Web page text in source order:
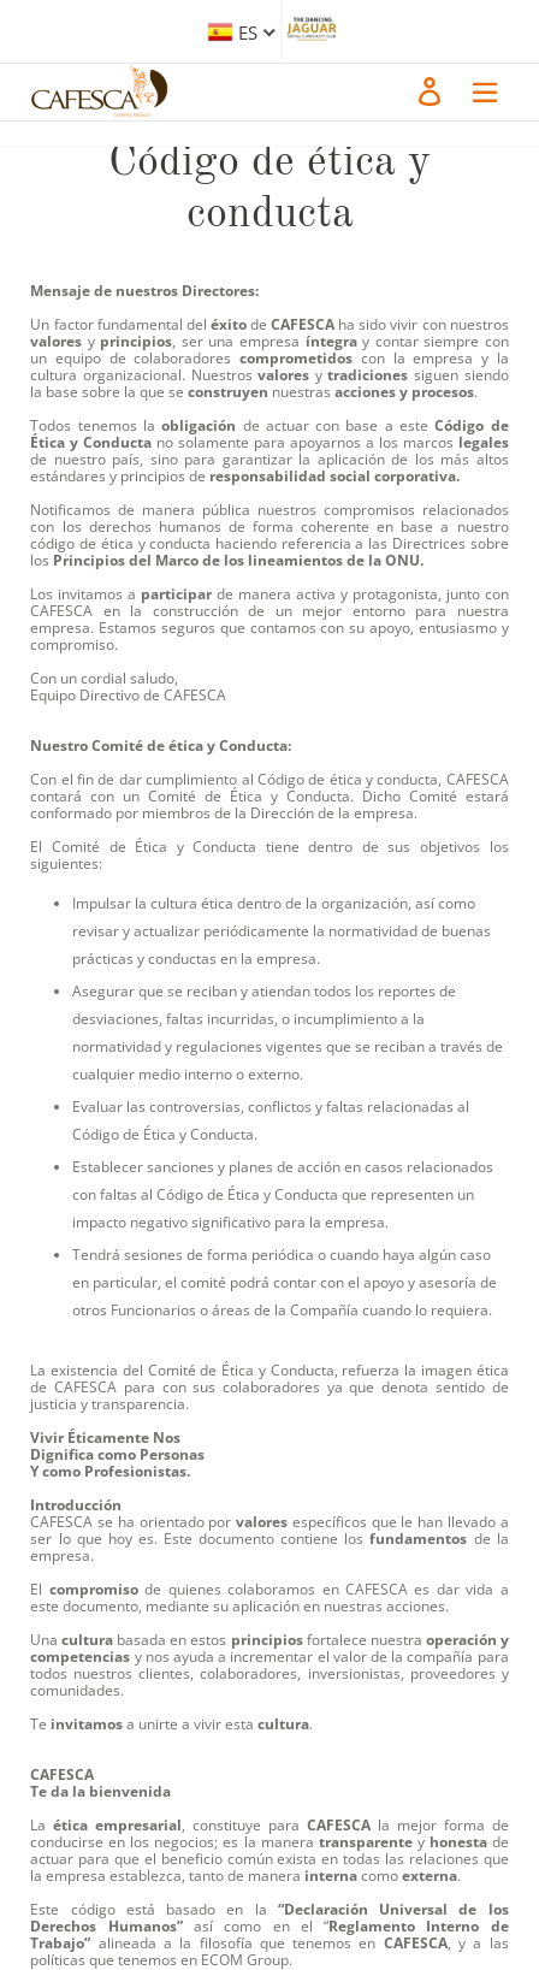
Iniciar sesión
Código de ética y
conducta
Mensaje de nuestros Directores:
Un factor fundamental del éxitodeCAFESCA ha sido vivir con nuestros
valores y principios, ser una empresa íntegray contar siempre con
un equipo de colaboradorescomprometidos con la empresa y la
cultura organizacional. Nuestrosvalores ytradiciones siguen siendo
la base sobre la que seconstruyen nuestrasacciones y procesos.
Todos tenemos laobligación de actuar con base a esteCódigo de
Ética y Conducta no solamente para apoyarnos a los marcos legales
de nuestro país, sino para garantizar la aplicación de los más altos
estándares y principios de responsabilidad social corporativa.
Notificamos de manera pública nuestros compromisos relacionados
con los derechos humanos de forma coherente en base a nuestro
código de ética y conducta haciendo referencia a las Directrices sobre
los Principios del Marco de los lineamientos de la ONU.
Los invitamos a participar de manera activa y protagonista, junto con
CAFESCA en la construcción de un mejor entorno para nuestra
empresa. Estamos seguros que contamos con su apoyo, entusiasmo y
compromiso.
Con un cordial saludo,
Equipo Directivo de CAFESCA
Nuestro Comité de ética y Conducta:
Con el fin de dar cumplimiento al Código de ética y conducta, CAFESCA
contará con un Comité de Ética y Conducta. Dicho Comité estará
conformado por miembros de la Dirección de la empresa.
El Comité de Ética y Conducta tiene dentro de sus objetivos los
siguientes:
Impulsar la cultura ética dentro de la organización, así como
revisar y actualizar periódicamente la normatividad de buenas
prácticas y conductas en la empresa.
Asegurar que se reciban y atiendan todos los reportes de
desviaciones, faltas incurridas, o incumplimiento a la
normatividad y regulaciones vigentes que se reciban a través de
cualquier medio interno o externo.
Evaluar las controversias, conflictos y faltas relacionadas al
Código de Ética y Conducta.
Establecer sanciones y planes de acción en casos relacionados
con faltas al Código de Ética y Conducta que representen un
impacto negativo significativo para la empresa.
Tendrá sesiones de forma periódica o cuando haya algún caso
en particular, el comité podrá contar con el apoyo y asesoría de
otros Funcionarios o áreas de la Compañía cuando lo requiera.
La existencia del Comité de Ética y Conducta, refuerza la imagen ética
de CAFESCA para con sus colaboradores ya que denota sentido de
justicia y transparencia.
Vivir Éticamente Nos
Dignifica como Personas
Y como Profesionistas.
Introducción
CAFESCA se ha orientado porvalores específicos que le han llevado a
ser lo que hoy es. Este documento contiene losfundamentos de la
empresa.
El compromisode quienes colaboramos en CAFESCA es dar vida a
este documento, mediante su aplicación en nuestras acciones.
Unacultura basada en estos principiosfortalece nuestra operación y
competencias y nos ayuda a incrementar el valor de la compañía para
todos nuestros clientes, colaboradores, inversionistas, proveedores y
comunidades.
Te invitamos a unirte a vivir estacultura.
CAFESCA
Te da la bienvenida
Laética empresarial , constituye para CAFESCAla mejor forma de
conducirse en los negocios; es la manera transparentey honestade
actuar para que el beneficio común exista en todas las relaciones que
la empresa establezca, tanto de manera interna comoexterna.
Este código está basado en la “Declaración Universal de los
Derechos Humanos” así como en el “Reglamento Interno de
Trabajo” alineada a la filosofía que tenemos en CAFESCA, y a las
políticas que tenemos en ECOM Group.
ES